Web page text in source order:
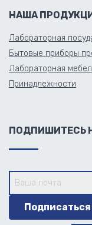
НАША
Лабораторная
Бытовые приборы
Лабораторная
Принадлежности
ПОДПИШИТЕСЬ